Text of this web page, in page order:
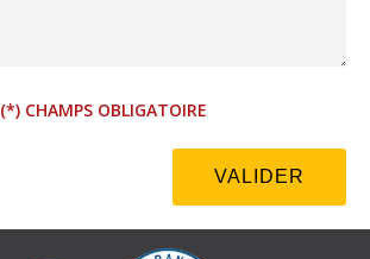
(*) CHAMPS OBLIGATOIRE